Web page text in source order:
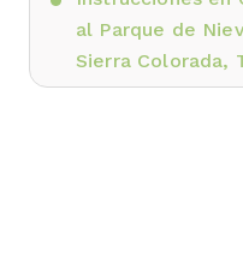
al Parque de
Sierra Colorada,